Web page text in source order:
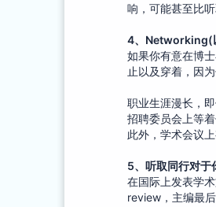
响，可能甚至比
4、 Networking(
如果你有意在博
止以及穿着，因
职业生涯漫长，
招聘委员会上等着
此外，学术会议
5、 听取同行对于
在国际上发表学
review，主编最